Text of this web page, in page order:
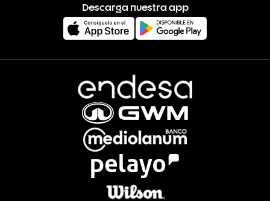
Descarga nuestra app